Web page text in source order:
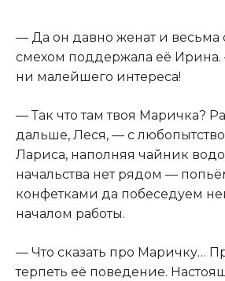
— Да он давно женат и весьма
смехом поддержала её Ирина.
ни малейшего интереса!
— Так что там твоя Маричка?
дальше, Леся, — с
Лариса, наполняя чайник
начальства нет рядом —
конфетками да побеседуем
началом работы.
— Что сказать про Маричку…
терпеть её поведение.